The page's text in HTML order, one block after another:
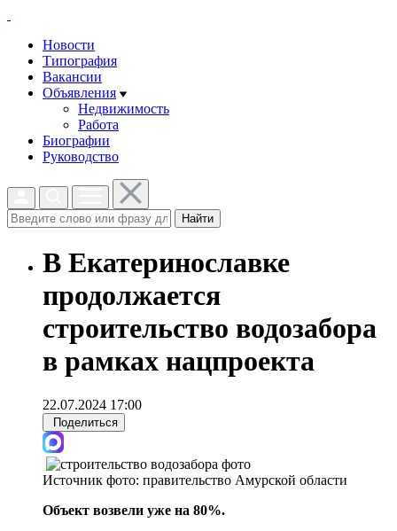
Новости
Типография
Вакансии
Объявления
Недвижимость
Работа
Биографии
Руководство
Найти
В Екатеринославке
продолжается
строительство водозабора
в рамках нацпроекта
22.07.2024 17:00
Поделиться
Источник фото: правительство Амурской области
Объект возвели уже на 80%.